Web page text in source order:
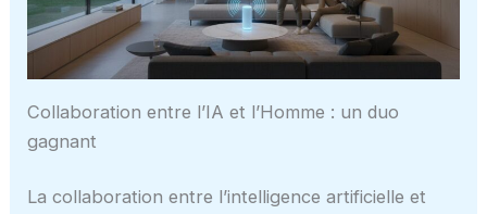
Collaboration entre l’IA et l’Homme : un duo
gagnant
La collaboration entre l’intelligence artificielle et